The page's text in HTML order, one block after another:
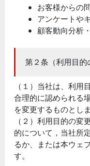
お客様からの
アンケートや
顧客動向分析
第２条（利用目的
（１）当社は、利用
合理的に認められる
を変更するものとしま
（２）利用目的の変
的について，当社所
るか、または本ウェ
す。